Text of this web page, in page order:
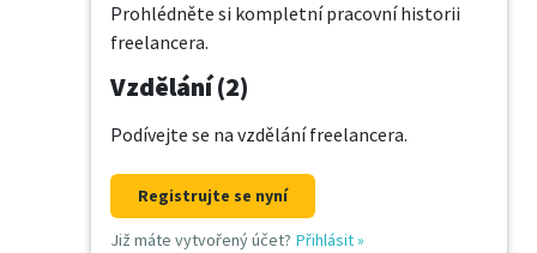
Prohlédněte si kompletní pracovní historii
freelancera.
Vzdělání (2)
Podívejte se na vzdělání freelancera.
Registrujte se nyní
Již máte vytvořený účet? Přihlásit»